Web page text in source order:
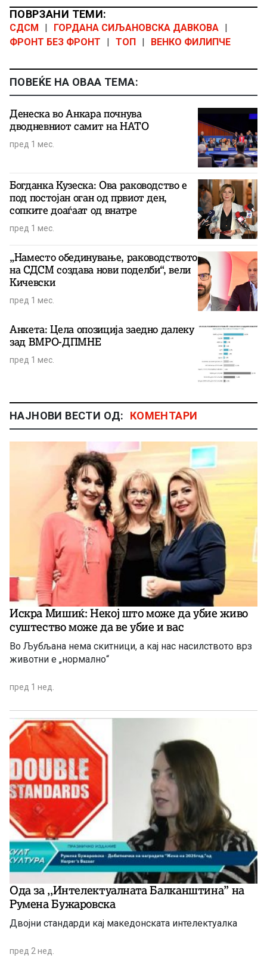
ПОВРЗАНИ ТЕМИ:
СДСМ ГОРДАНА СИЉАНОВСКА ДАВКОВА
ФРОНТ БЕЗ ФРОНТ
ТОП ВЕНКО ФИЛИПЧЕ
ПОВЕЌЕ НА ОВАА ТЕМА:
Денеска во Анкара почнува
дводневниот самит на НАТО
пред 1 мес.
Богданка Кузеска: Ова раководство е
под постојан оган од првиот ден,
сопките доаѓаат од внатре
пред 1 мес.
„Наместо обединување, раководството
на СДСМ создава нови поделби“, вели
Кичевски
пред 1 мес.
Анкета: Цела опозиција заедно далеку
зад ВМРО-ДПМНЕ
пред 1 мес.
НАЈНОВИ ВЕСТИ ОД: КОМЕНТАРИ
Искра Мишиќ: Некој што може да убие живо
суштество може да ве убие и вас
Во Љубљана нема скитници, а кај нас насилството врз
животни е „нормално“
пред 1 нед.
Ода за ,,Интелектуалната Балканштина” на
Румена Бужаровска
Двојни стандарди кај македонската интелектуалка
пред 2 нед.